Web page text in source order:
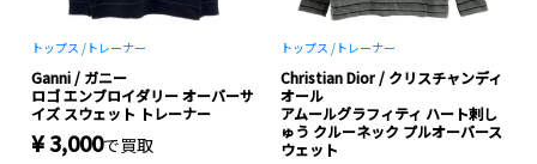
トップス / トレーナー
Ganni / ガニー
ロゴ エンブロイダリー オーバーサ
イズ スウェット トレーナー
¥ 3,000で買取
トップス / トレーナー
Christian Dior / クリスチャンディ
オール
アムールグラフィティ ハート刺し
ゅう クルーネック プルオーバース
ウェット